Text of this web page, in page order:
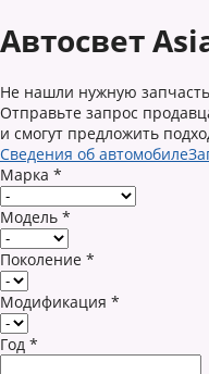
Автосвет
Не нашли нужную
Отправьте запрос
и смогут предложить
Сведения об автомобиле
Марка *
Модель *
Поколение *
Модификация *
Год *